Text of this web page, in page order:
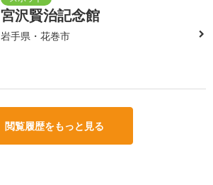
宮沢賢治記念館
岩手県・花巻市
閲覧履歴をもっと見る